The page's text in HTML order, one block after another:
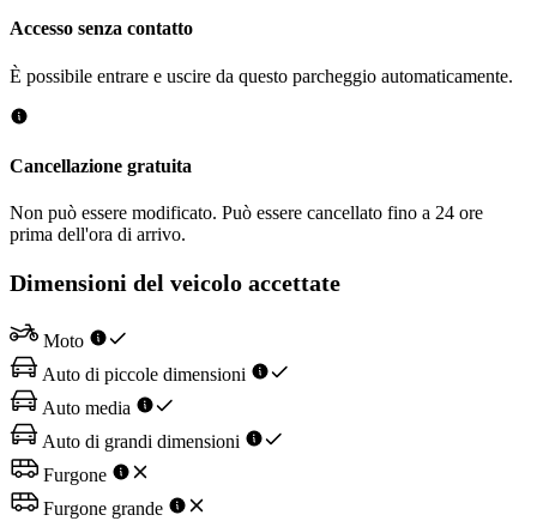
Accesso senza contatto
È possibile entrare e uscire da questo parcheggio automaticamente.
Cancellazione gratuita
Non può essere modificato. Può essere cancellato fino a 24 ore
prima dell'ora di arrivo.
Dimensioni del veicolo accettate
Moto
Auto di piccole dimensioni
Auto media
Auto di grandi dimensioni
Furgone
Furgone grande